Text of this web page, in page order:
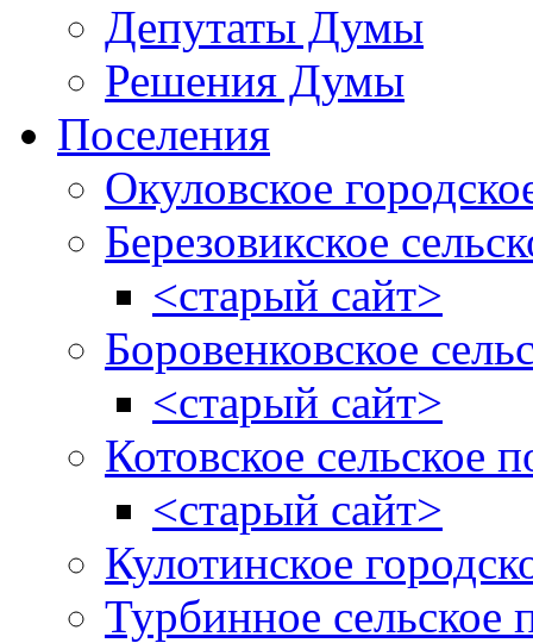
Депутаты Думы
Решения Думы
Поселения
Окуловское
Березовикское
<старый сайт>
Боровенковское
<старый сайт>
Котовское сельское
<старый сайт>
Кулотинское
Турбинное сельское